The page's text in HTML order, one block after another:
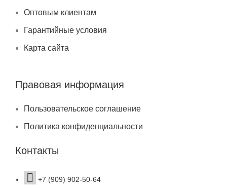
Оптовым клиентам
Гарантийные условия
Карта сайта
Правовая информация
Пользовательское соглашение
Политика конфиденциальности
Контакты
+7 (909) 902-50-64